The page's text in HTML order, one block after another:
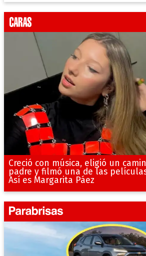
Creció con música, eligió un
padre y filmó una de las
Así es Margarita Páez